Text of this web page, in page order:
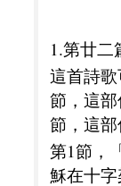
1.第廿二
這首詩
節，這
節，這
第1節，
穌在十